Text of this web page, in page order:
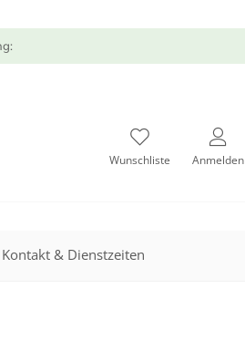
Wunschliste Anmelden
Kontakt & Dienstzeiten